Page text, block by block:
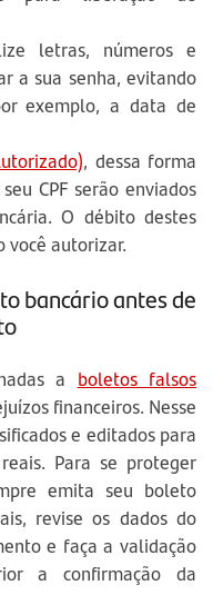
letras, números e
a sua senha, evitando
exemplo, a data de
, dessa forma
CPF serão enviados
O débito destes
você autorizar.
bancário antes de
a boletos falsos
financeiros. Nesse
e editados para
Para se proteger
emita seu boleto
revise os dados do
e faça a validação
a confirmação da